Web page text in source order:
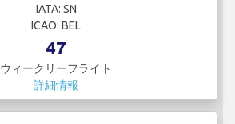
IATA: SN
ICAO: BEL
47
ウィークリーフライト
詳細情報